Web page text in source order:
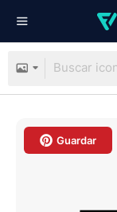
Guardar